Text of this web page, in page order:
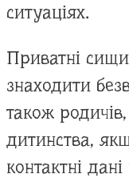
ситуаціях.
Приватні
знаходити
також
дитинства,
контактні